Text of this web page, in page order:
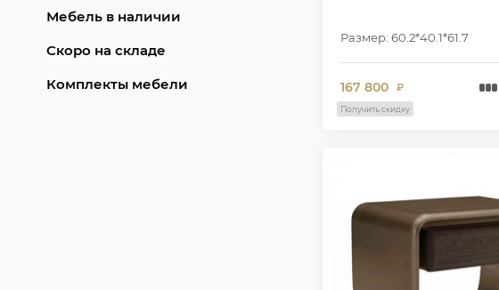
Мебель в наличии
Скоро на складе
Комплекты мебели
Размер: 60.2*40.1*61.7
167 800 ₽
Получить скидку